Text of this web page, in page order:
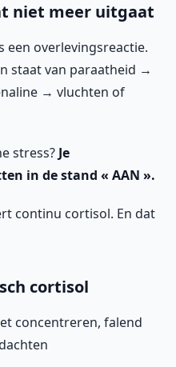
niet meer uitgaat
een overlevingsreactie.
staat van paraatheid →
→ vluchten of
stress? Je
in de stand « AAN ».
continu cortisol. En dat
cortisol
concentreren, falend